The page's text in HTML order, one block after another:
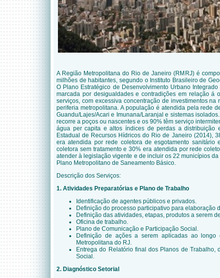
A Região Metropolitana do Rio de Janeiro (RMRJ) é
milhões de habitantes, segundo o Instituto Brasileiro de
O Plano Estratégico de Desenvolvimento Urbano
marcada por desigualdades e contradições em relação á
serviços, com excessiva concentração de investimentos na
periferia metropolitana. A população é atendida pela rede
Guandu/Lajes/Acari e Imunana/Laranjal e sistemas
recorre a poços ou nascentes e os 90% têm serviço
água per capita e altos índices de perdas a distribuição
Estadual de Recursos Hídricos do Rio de Janeiro (2014),
era atendida por rede coletora de esgotamento sanitário
coletora sem tratamento e 30% era atendida por rede
atender à legislação vigente e de incluir os 22 municípios
Plano Metropolitano de Saneamento Básico.
Descrição dos Serviços:
1. Atividades Preparatórias e Plano de Trabalho
Identificação de agentes públicos e privados.
Definição do processo participativo para elaboração
Definição das atividades, etapas, produtos a serem
Oficina de trabalho.
Plano de Comunicação e Participação Social.
Definição de ações a serem aplicadas ao
Metropolitana do RJ.
Entrega do Relatório final dos Planos de Trabalho,
Social.
2. Diagnóstico Setorial